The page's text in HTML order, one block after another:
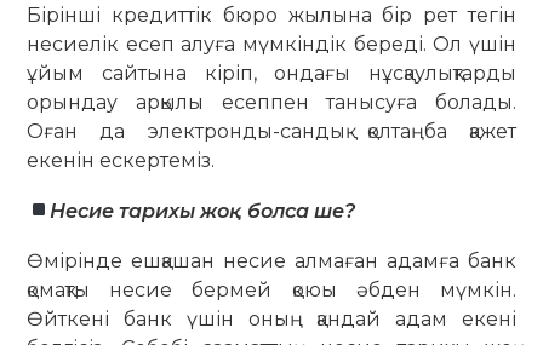
Бірінші кредиттік бюро жылына бір рет тегін
несиелік есеп алуға мүмкіндік береді. Ол үшін
ұйым сайтына кіріп, ондағы нұсқаулықтарды
орындау арқылы есеппен танысуға болады.
Оған да электронды-сандық қолтаңба қажет
екенін ескертеміз.
Несие тарихы жоқ болса ше?
Өмірінде ешқашан несие алмаған адамға банк
қомақты несие бермей қоюы әбден мүмкін.
Өйткені банк үшін оның қандай адам екені